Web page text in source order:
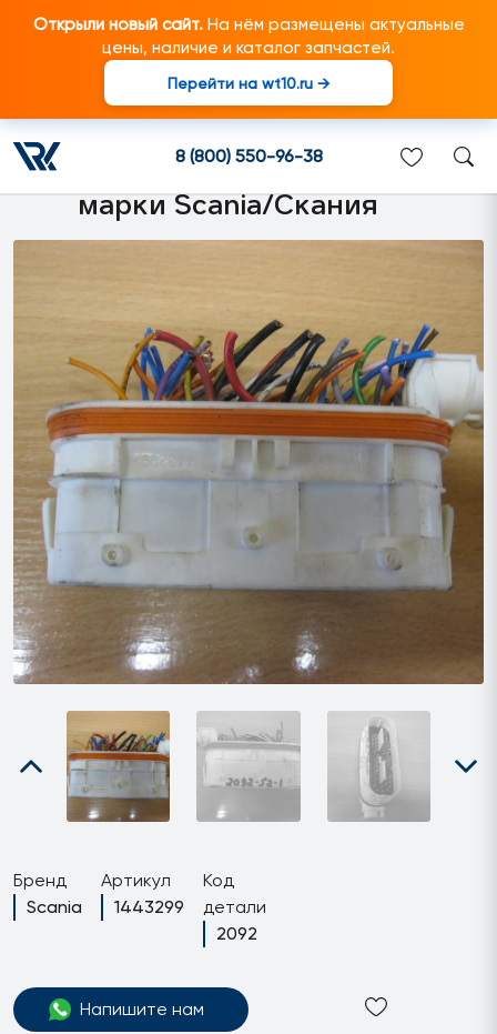
Открыли новый сайт.На нём размещены актуальные
цены, наличие и каталог запчастей.
Перейти на wt10.ru →
8 (800) 550-96-38
1443299 Корпус
электроразъема C1
подходит для грузовиков
марки Scania/Скания
Бренд
Scania
Артикул
1443299
Код
детали
2092
Напишите нам